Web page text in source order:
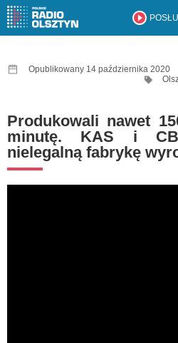
Opublikowany 14 października 2020
Produkowali nawet
minutę. KAS i
nielegalną fabrykę